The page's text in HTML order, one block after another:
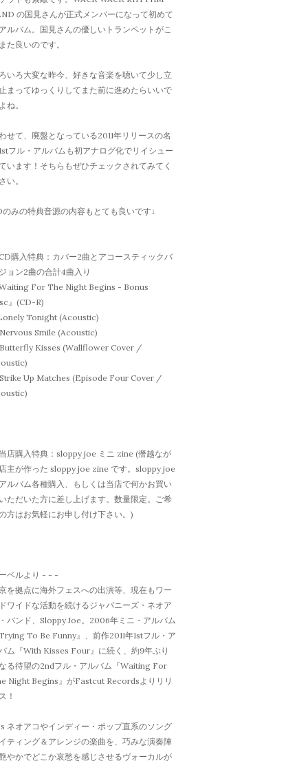
の国見さんが正式メンバーになって初めて
ルバム。国見さんの優しいトランペットがこ
た良いのです。
いろ大変な昨今、好きな音楽を聴いて少し立
まってゆっくりしてまた前に進めたらいいで
ね。
せて、廃盤となっている2011年リリースの名
フル・アルバムも初アナログ化でリイシュー
います！そちらもぜひチェックされてみてく
い。
のみの特典音源の内容もとても良いです↓
購入特典：カバー2曲とアコースティックバ
ョン2曲の合計4曲入り
Waiting For The Night Begins - Bonus
』(CD-R)
Tonight (Acoustic)
Smile (Acoustic)
Kisses (Wallflower Cover /
Up Matches (Episode Four Cover /
店購入特典：sloppy joe ミニ zine (僭越なが
主が作った sloppy joe zine です。sloppy joe
ルバム各種購入、もしくは当店で何かお買い
ただいた方に差し上げます。数量限定。ご希
方はお気軽にお申し付け下さい。)
ベルより - - -
を拠点に海外フェスへの出演等、現在もワー
ワイドな活動を続けるジャパニーズ・ネオア
バンド、Sloppy Joe。2006年ミニ・アルバム
Trying To Be Funny』、前作2011年1stフル・ア
ム『With Kisses Four』に続く、約9年ぶり
る待望の2ndフル・アルバム『Waiting For
Night Begins』がFastcut Recordsよりリリ
！
ネオアコやインディー・ポップ直系のソング
ティング＆アレンジの楽曲を、巧みな演奏陣
やかでどこか哀愁を感じさせるヴォーカルが